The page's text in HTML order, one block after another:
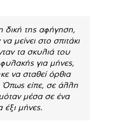
της αφήγηση,
μείνει στο σπιτάκι
τα σκυλιά του
για μήνες,
να σταθεί όρθια
Όπως είπε, σε άλλη
μέσα σε ένα
έξι μήνες.